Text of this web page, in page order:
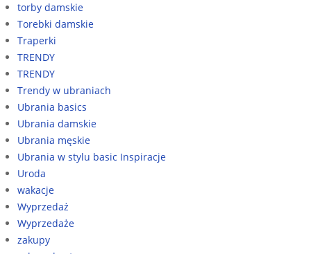
torby damskie
Torebki damskie
Traperki
TRENDY
TRENDY
Trendy w ubraniach
Ubrania basics
Ubrania damskie
Ubrania męskie
Ubrania w stylu basic Inspiracje
Uroda
wakacje
Wyprzedaż
Wyprzedaże
zakupy